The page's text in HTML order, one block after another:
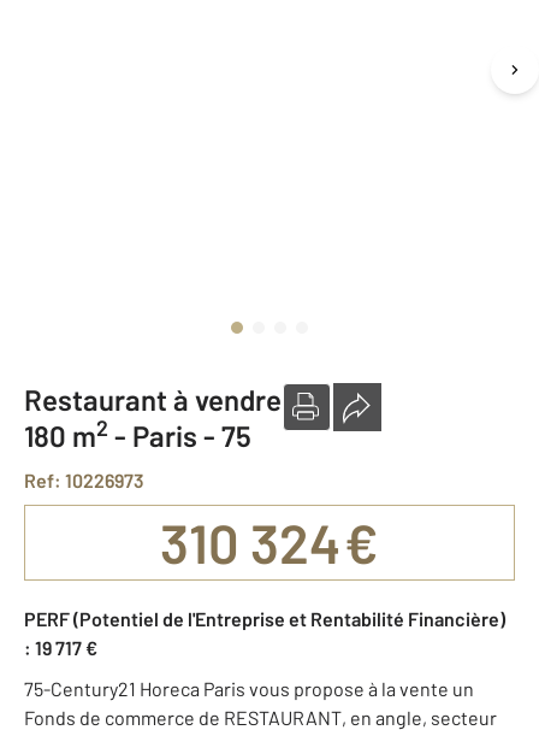
Restaurant à vendre
180 m2 - Paris - 75
Ref: 10226973
310 324 €
PERF (Potentiel de l'Entreprise et Rentabilité Financière)
: 19 717 €
75-Century21 Horeca Paris vous propose à la vente un
Fonds de commerce de RESTAURANT, en angle, secteur